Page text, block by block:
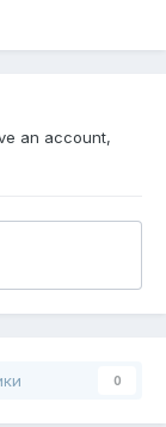
an account,
0